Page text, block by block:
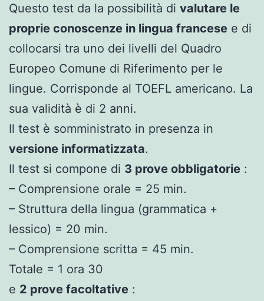
Questo test da la possibilità di valutare le
proprie conoscenze in lingua francese e di
collocarsi tra uno dei livelli del Quadro
Europeo Comune di Riferimento per le
lingue. Corrisponde al TOEFL americano. La
sua validità è di 2 anni.
Il test è somministrato in presenza in
versione informatizzata.
Il test si compone di 3 prove obbligatorie :
– Comprensione orale = 25 min.
– Struttura della lingua (grammatica +
lessico) = 20 min.
– Comprensione scritta = 45 min.
Totale = 1 ora 30
e 2 prove facoltative :